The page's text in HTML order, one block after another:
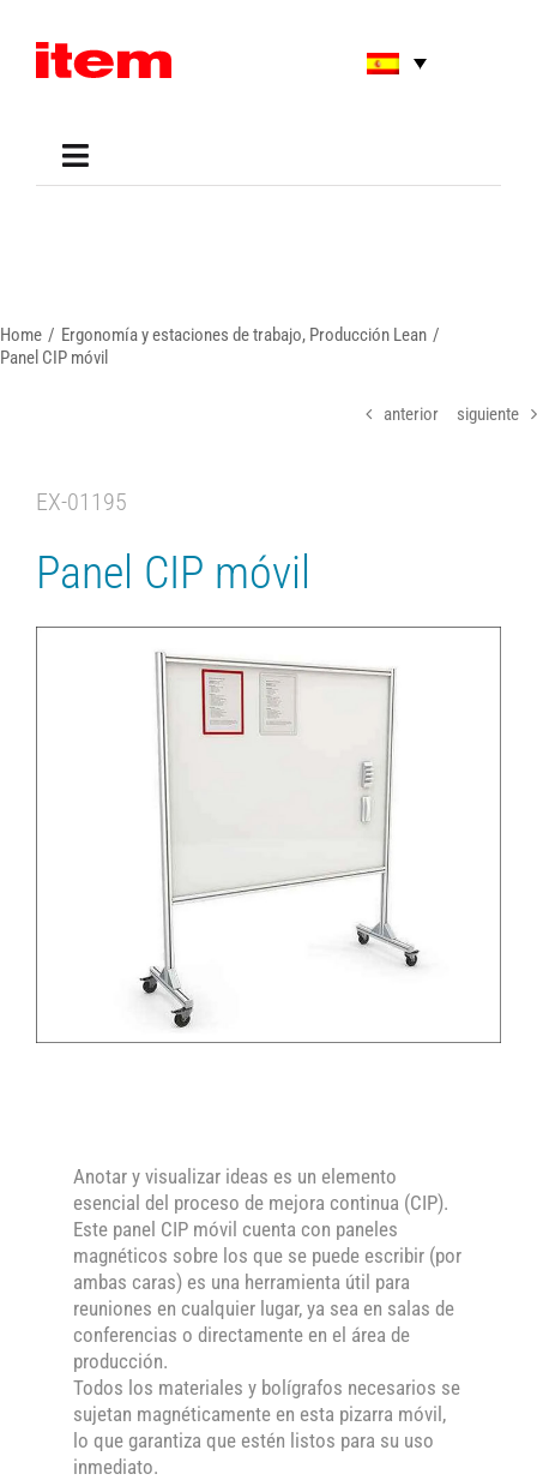
content
Toggle
Home Ergonomía y estaciones de trabajo Producción Lean
Panel CIP móvil
anterior siguiente
EX-01195
Panel CIP móvil
Anotar y visualizar ideas es un elemento
esencial del proceso de mejora continua (CIP).
Este panel CIP móvil cuenta con paneles
magnéticos sobre los que se puede escribir (por
ambas caras) es una herramienta útil para
reuniones en cualquier lugar, ya sea en salas de
conferencias o directamente en el área de
producción.
Todos los materiales y bolígrafos necesarios se
sujetan magnéticamente en esta pizarra móvil,
lo que garantiza que estén listos para su uso
inmediato.